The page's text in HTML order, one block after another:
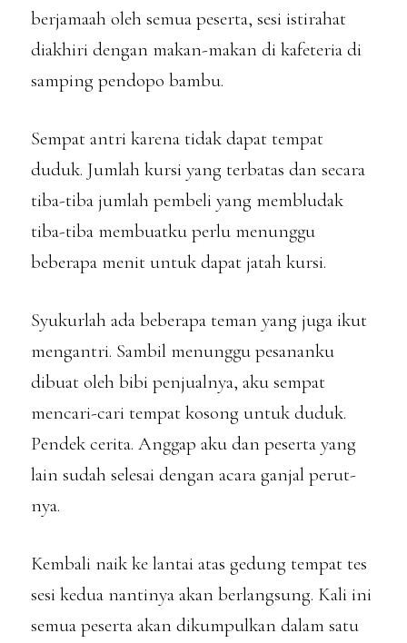
berjamaah oleh semua peserta, sesi istirahat
diakhiri dengan makan-makan di kafeteria di
samping pendopo bambu.
Sempat antri karena tidak dapat tempat
duduk. Jumlah kursi yang terbatas dan secara
tiba-tiba jumlah pembeli yang membludak
tiba-tiba membuatku perlu menunggu
beberapa menit untuk dapat jatah kursi.
Syukurlah ada beberapa teman yang juga ikut
mengantri. Sambil menunggu pesananku
dibuat oleh bibi penjualnya, aku sempat
mencari-cari tempat kosong untuk duduk.
Pendek cerita. Anggap aku dan peserta yang
lain sudah selesai dengan acara ganjal perut-
nya.
Kembali naik ke lantai atas gedung tempat tes
sesi kedua nantinya akan berlangsung. Kali ini
semua peserta akan dikumpulkan dalam satu